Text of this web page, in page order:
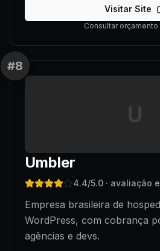
Visitar Site
Consultar orçamento
#8
U
Umbler
4.4/5.0 · avaliação
Empresa brasileira de
WordPress, com cobrança
agências e devs.